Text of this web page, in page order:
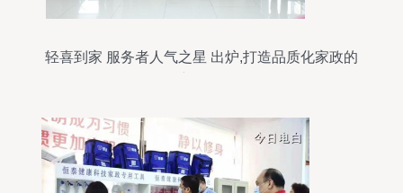
轻喜到家 服务者人气之星 出炉,打造品质化家政的